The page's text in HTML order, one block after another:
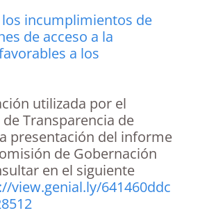
los incumplimientos de
de acceso a la
a los
utilizada por el
Transparencia de
presentación del informe
de Gobernación
en el siguiente
view.genial.ly/641460ddc